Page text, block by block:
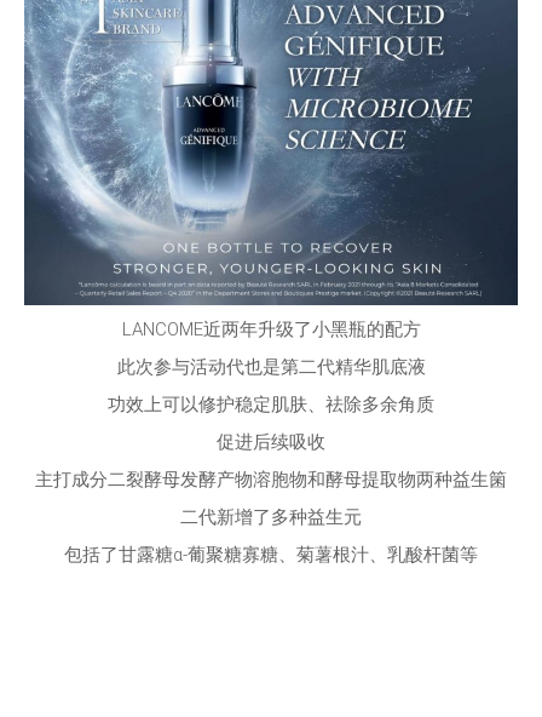
LANCOME近两年升级了小黑瓶的配方
此次参与活动代也是第二代精华肌底液
功效上可以修护稳定肌肤、祛除多余角质
促进后续吸收
主打成分二裂酵母发酵产物溶胞物和酵母提取物两种益生箘
二代新增了多种益生元
包括了甘露糖α-葡聚糖寡糖、菊薯根汁、乳酸杆菌等